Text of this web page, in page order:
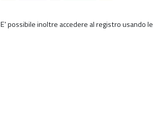
E' possibile inoltre accedere al registro usando le